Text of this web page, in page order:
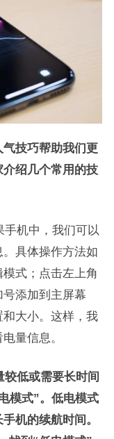
技巧帮助我们更
绍几个常用的技
机中，我们可以
具体操作方法如
式；点击左上角
号添加到主屏幕
和大小。这样，我
量信息。
低或需要长时间
模式”。低电模式
机的续航时间。